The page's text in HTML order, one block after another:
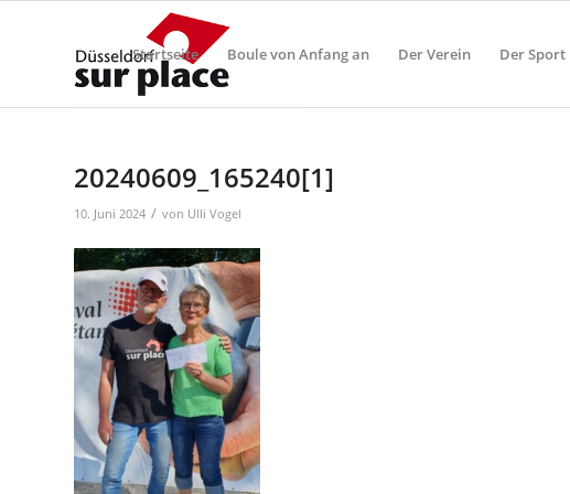
Startseite Boule von Anfang an Der Verein Der Sport
20240609_165240[1]
10. Juni 2024 / von Ulli Vogel